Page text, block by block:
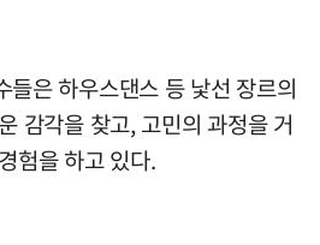
들은 하우스댄스 등 낯선 장르의
감각을 찾고, 고민의 과정을 거
험을 하고 있다.